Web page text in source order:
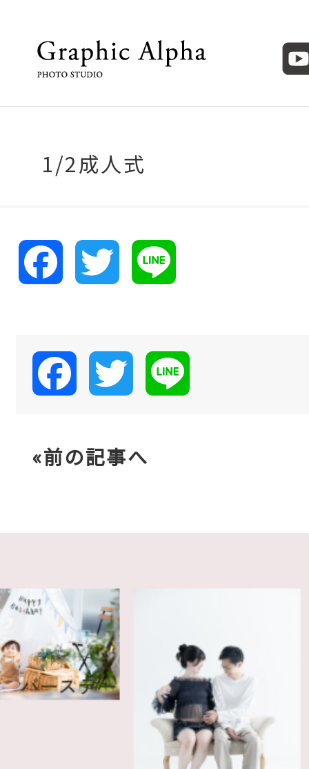
1/2成人式
e
b
o
w
t
t
r
e
Facebook Twitter
«前の記事へ
スデー